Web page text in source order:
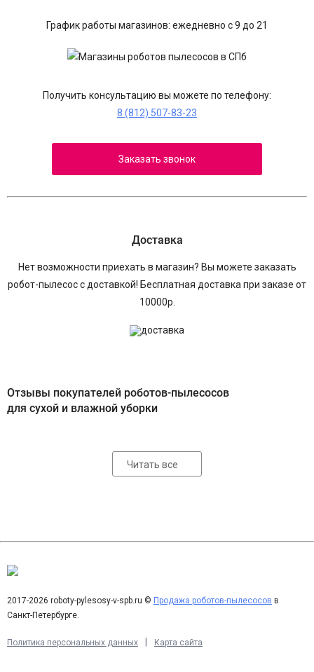
График работы магазинов: ежедневно с 9 до 21
Получить консультацию вы можете по телефону:
8 (812) 507-83-23
Заказать звонок
Доставка
Нет возможности приехать в магазин? Вы можете заказать
робот-пылесос с доставкой! Бесплатная доставка при заказе от
10000р.
Отзывы покупателей роботов-пылесосов
для сухой и влажной уборки
Читать все
2017-2026 roboty-pylesosy-v-spb.ru © Продажа роботов-пылесосов в
Санкт-Петербурге.
Политика персональных данных Карта сайта